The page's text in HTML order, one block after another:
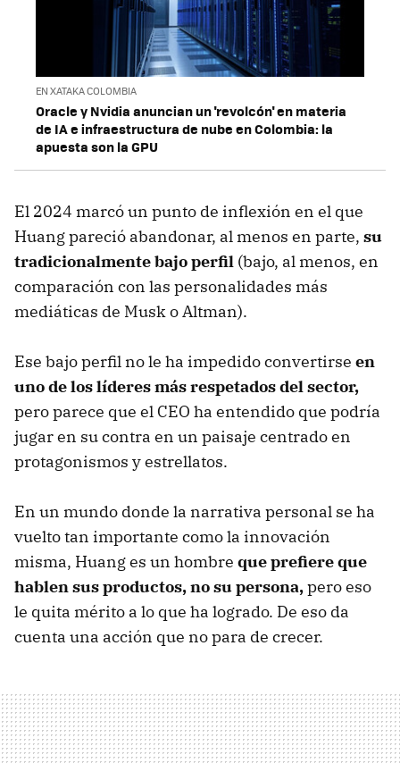
EN XATAKA COLOMBIA
Oracle y Nvidia anuncian un 'revolcón' en materia
de IA e infraestructura de nube en Colombia: la
apuesta son la GPU
El 2024 marcó un punto de inflexión en el que
Huang pareció abandonar, al menos en parte, su
tradicionalmente bajo perfil (bajo, al menos, en
comparación con las personalidades más
mediáticas de Musk o Altman).
Ese bajo perfil no le ha impedido convertirse en
uno de los líderes más respetados del sector,
pero parece que el CEO ha entendido que podría
jugar en su contra en un paisaje centrado en
protagonismos y estrellatos.
En un mundo donde la narrativa personal se ha
vuelto tan importante como la innovación
misma, Huang es un hombre que prefiere que
hablen sus productos, no su persona,pero eso
le quita mérito a lo que ha logrado. De eso da
cuenta una acción que no para de crecer.